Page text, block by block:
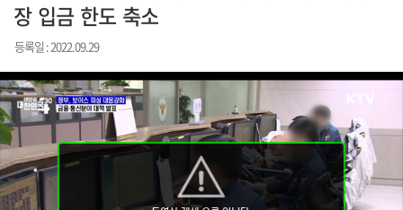
장 입금 한도 축소
등록일 : 2022.09.29